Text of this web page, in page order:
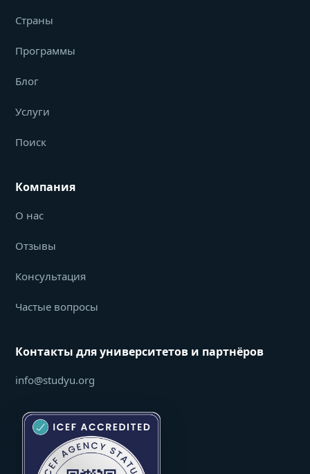
Страны
Программы
Блог
Услуги
Поиск
Компания
О нас
Отзывы
Консультация
Частые вопросы
Контакты для университетов и партнёров
info@studyu.org